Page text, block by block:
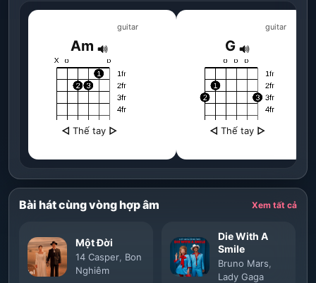
guitar
Am
◁ Thế tay ▷
guitar
G
◁ Thế tay ▷
Bài hát cùng vòng hợp âm Xem tất cả
Một Đời
14 Casper Bon
Nghiêm
Die With A
Smile
Bruno Mars
Lady Gaga